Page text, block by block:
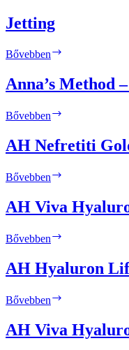
Jetting
Bővebben
Anna’s Method
Bővebben
AH
AH Nefretiti
Bővebben
Gold
Stamp
AH Viva
Bővebben
Hyaluron
AH Hyaluron
Bővebben
Lifting
AH Viva